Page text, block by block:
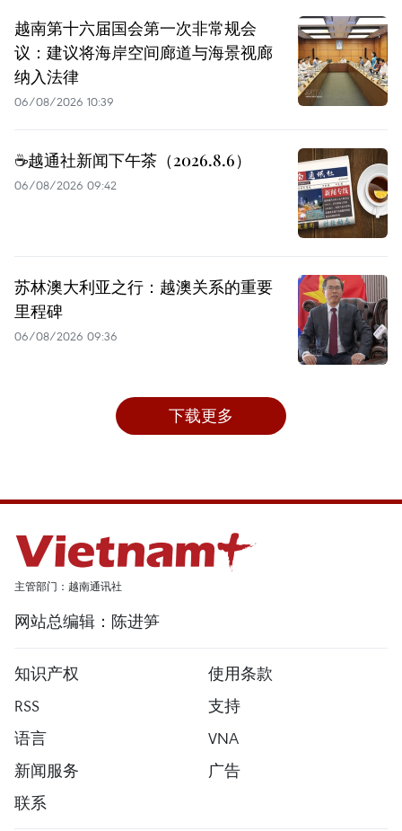
越南第十六届国会第一次非常规会
议：建议将海岸空间廊道与海景视廊
纳入法律
06/08/2026 10:39
☕️越通社新闻下午茶（2026.8.6）
06/08/2026 09:42
苏林澳大利亚之行：越澳关系的重要
里程碑
06/08/2026 09:36
下载更多
主管部门：越南通讯社
网站总编辑：陈进笋
知识产权
使用条款
RSS
支持
语言
VNA
新闻服务
广告
联系